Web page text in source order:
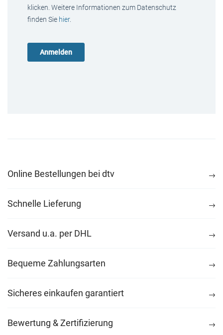
klicken. Weitere Informationen zum Datenschutz
finden Sie hier.
Online Bestellungen bei dtv
Schnelle Lieferung
Versand u.a. per DHL
Bequeme Zahlungsarten
Sicheres einkaufen garantiert
Bewertung & Zertifizierung